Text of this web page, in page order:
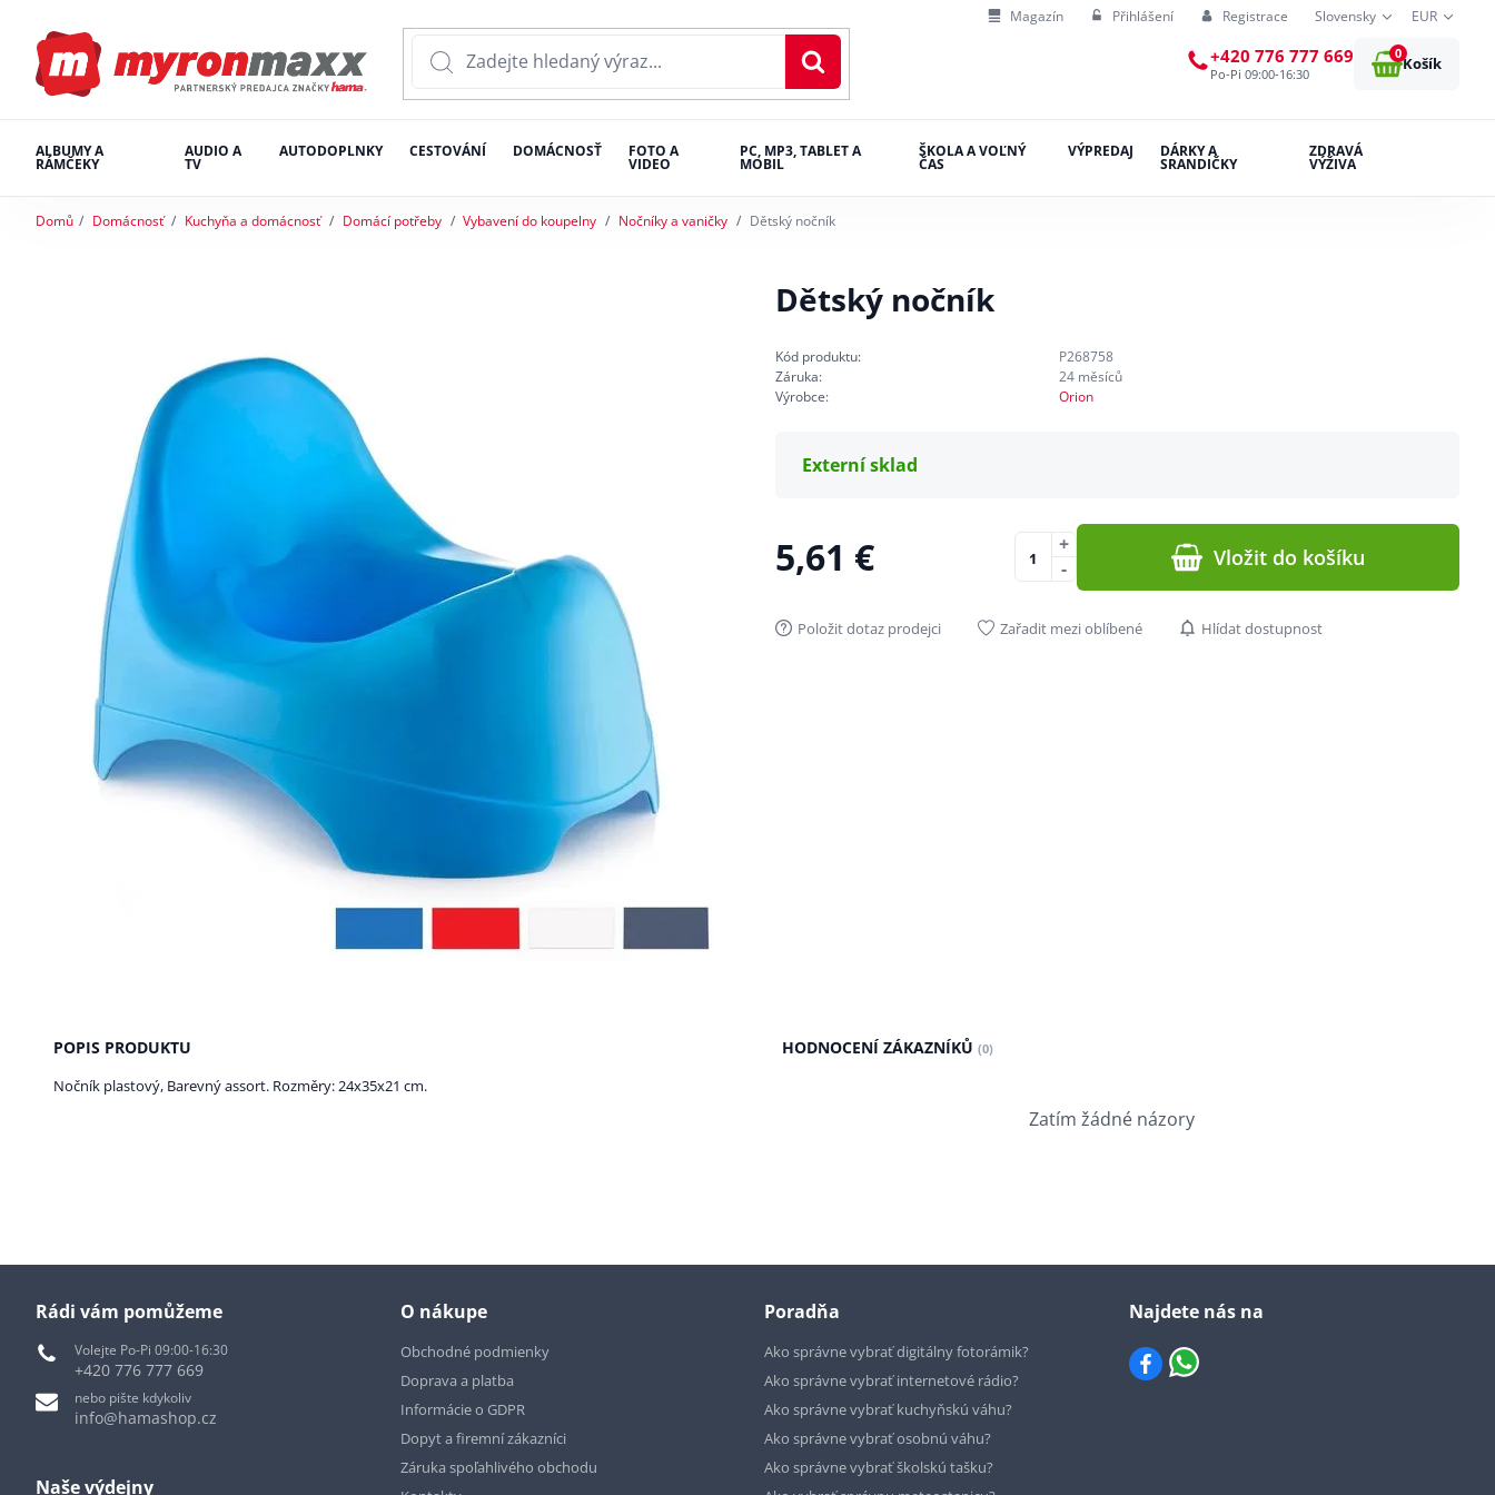
Magazín Přihlášení Registrace Slovensky EUR
+420 776 777 669
Po-Pi 09:00-16:30
0
Košík
ALBUMY A
RÁMČEKY
AUDIO A
TV
AUTODOPLNKY CESTOVÁNÍ DOMÁCNOSŤ FOTO A
VIDEO
PC, MP3, TABLET A
MOBIL
ŠKOLA A VOĽNÝ
ČAS
VÝPREDAJ DÁRKY A
SRANDIČKY
ZDRAVÁ
VÝŽIVA
Domů Domácnosť Kuchyňa a domácnosť Domácí potřeby Vybavení do koupelny Nočníky a vaničky Dětský nočník
Dětský nočník
Kód produktu:
P268758
Záruka:
24 měsíců
Výrobce:
Orion
Externí sklad
5,61 € -
+ Vložit do košíku
Položit dotaz prodejci Zařadit mezi oblíbené Hlídat dostupnost
POPIS PRODUKTU
Nočník plastový, Barevný assort. Rozměry: 24x35x21 cm.
HODNOCENÍ ZÁKAZNÍKŮ (0)
Zatím žádné názory
Rádi vám pomůžeme
Volejte Po-Pi 09:00-16:30
+420 776 777 669
nebo pište kdykoliv
info@hamashop.cz
Naše výdejny
O nákupe
Obchodné podmienky
Doprava a platba
Informácie o GDPR
Dopyt a firemní zákazníci
Záruka spoľahlivého obchodu
Poradňa
Ako správne vybrať digitálny fotorámik?
Ako správne vybrať internetové rádio?
Ako správne vybrať kuchyňskú váhu?
Ako správne vybrať osobnú váhu?
Ako správne vybrať školskú tašku?
Najdete nás na